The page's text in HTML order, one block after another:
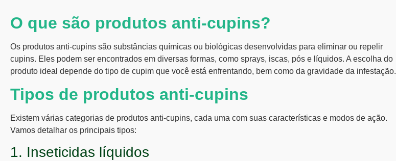
O que são produtos anti-cupins?
Os produtos anti-cupins são substâncias químicas ou biológicas desenvolvidas para eliminar ou repelir
cupins. Eles podem ser encontrados em diversas formas, como sprays, iscas, pós e líquidos. A escolha do
produto ideal depende do tipo de cupim que você está enfrentando, bem como da gravidade da infestação.
Tipos de produtos anti-cupins
Existem várias categorias de produtos anti-cupins, cada uma com suas características e modos de ação.
Vamos detalhar os principais tipos:
1. Inseticidas líquidos